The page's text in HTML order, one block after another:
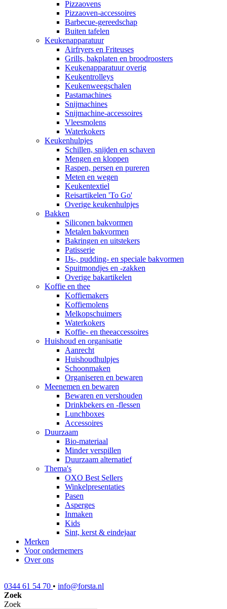
Pizzaovens
Pizzaoven-accessoires
Barbecue-gereedschap
Buiten tafelen
Keukenapparatuur
Airfryers en Friteuses
Grills, bakplaten en broodroosters
Keukenapparatuur overig
Keukentrolleys
Keukenweegschalen
Pastamachines
Snijmachines
Snijmachine-accessoires
Vleesmolens
Waterkokers
Keukenhulpjes
Schillen, snijden en schaven
Mengen en kloppen
Raspen, persen en pureren
Meten en wegen
Keukentextiel
Reisartikelen 'To Go'
Overige keukenhulpjes
Bakken
Siliconen bakvormen
Metalen bakvormen
Bakringen en uitstekers
Patisserie
IJs-, pudding- en speciale bakvormen
Spuitmondjes en -zakken
Overige bakartikelen
Koffie en thee
Koffiemakers
Koffiemolens
Melkopschuimers
Waterkokers
Koffie- en theeaccessoires
Huishoud en organisatie
Aanrecht
Huishoudhulpjes
Schoonmaken
Organiseren en bewaren
Meenemen en bewaren
Bewaren en vershouden
Drinkbekers en -flessen
Lunchboxes
Accessoires
Duurzaam
Bio-materiaal
Minder verspillen
Duurzaam alternatief
Thema's
OXO Best Sellers
Winkelpresentaties
Pasen
Asperges
Inmaken
Kids
Sint, kerst & eindejaar
Merken
Voor ondernemers
Over ons
0344 61 54 70 • info@forsta.nl
Zoek
Zoek